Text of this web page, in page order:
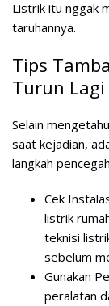
Listrik itu nggak
taruhannya.
Tips
Turun
Selain
saat kejadian,
langkah
Cek
listrik
teknisi
sebelum
Gunakan
peralatan